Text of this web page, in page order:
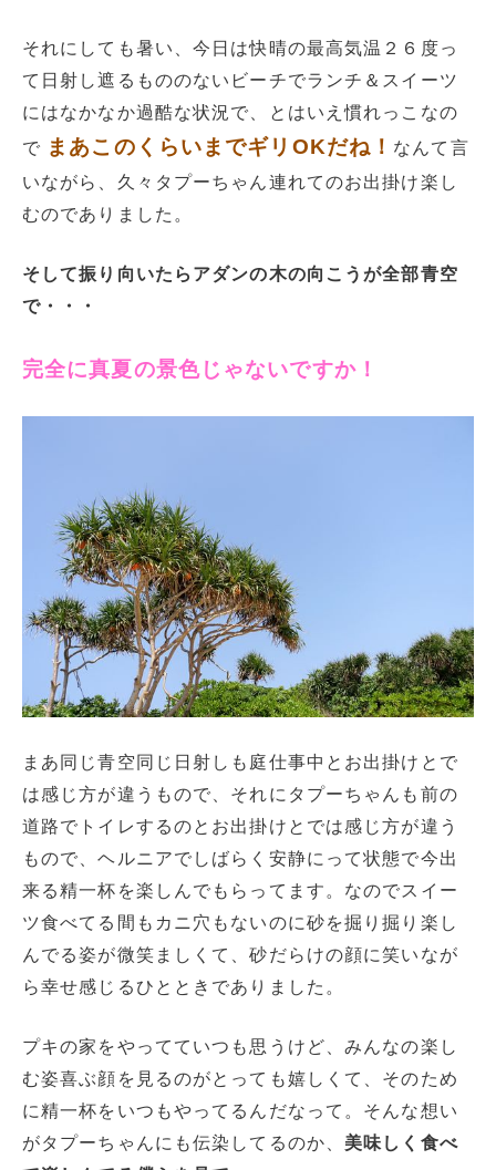
それにしても暑い、今日は快晴の最高気温２６度っ
て日射し遮るもののないビーチでランチ＆スイーツ
にはなかなか過酷な状況で、とはいえ慣れっこなの
で まあこのくらいまでギリOKだね！ なんて言
いながら、久々タプーちゃん連れてのお出掛け楽し
むのでありました。
そして振り向いたらアダンの木の向こうが全部青空
で・・・
完全に真夏の景色じゃないですか！
まあ同じ青空同じ日射しも庭仕事中とお出掛けとで
は感じ方が違うもので、それにタプーちゃんも前の
道路でトイレするのとお出掛けとでは感じ方が違う
もので、ヘルニアでしばらく安静にって状態で今出
来る精一杯を楽しんでもらってます。なのでスイー
ツ食べてる間もカニ穴もないのに砂を掘り掘り楽し
んでる姿が微笑ましくて、砂だらけの顔に笑いなが
ら幸せ感じるひとときでありました。
プキの家をやってていつも思うけど、みんなの楽し
む姿喜ぶ顔を見るのがとっても嬉しくて、そのため
に精一杯をいつもやってるんだなって。そんな想い
がタプーちゃんにも伝染してるのか、 美味しく食べ